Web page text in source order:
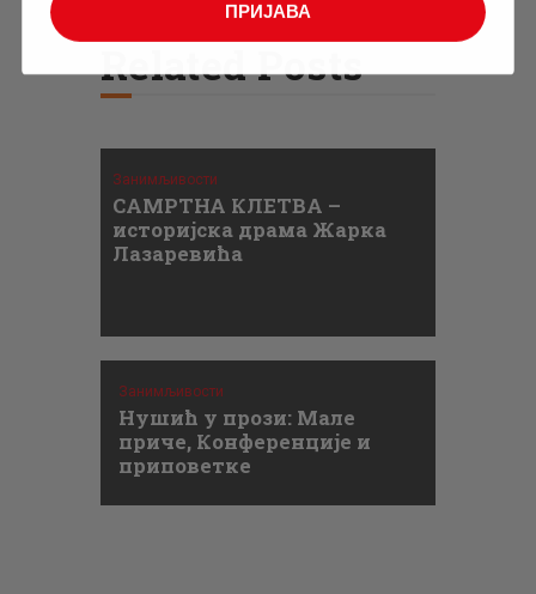
Related Posts
Занимљивости
САМРТНА КЛЕТВА –
историјска драма Жарка
Лазаревића
Занимљивости
Нушић у прози: Мале
приче, Конференције и
приповетке
ПРИЈАВА